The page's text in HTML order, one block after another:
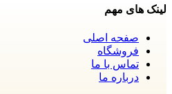
لینک های مهم
صفحه اصلی
فروشگاه
تماس با ما
درباره ما